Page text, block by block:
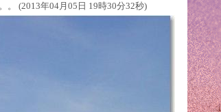
。 (2013年04月05日 19時30分32秒)